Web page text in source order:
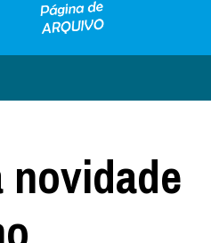
novidade